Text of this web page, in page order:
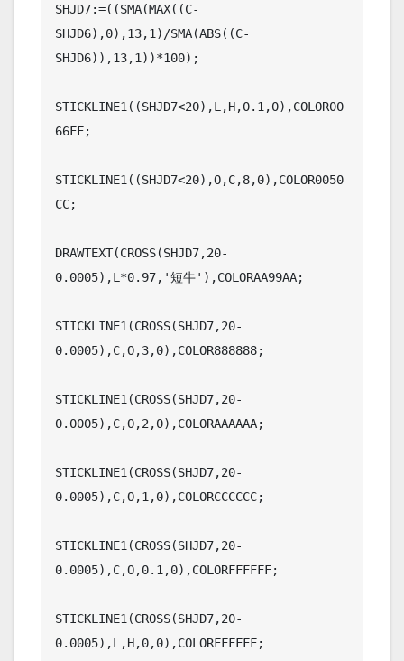
SHJD7:=((SMA(MAX((C-
SHJD6),0),13,1)/SMA(ABS((C-
SHJD6)),13,1))*100);
STICKLINE1((SHJD7<20),L,H,0.1,0),COLOR00
66FF;
STICKLINE1((SHJD7<20),O,C,8,0),COLOR0050
CC;
DRAWTEXT(CROSS(SHJD7,20-
0.0005),L*0.97,'短牛'),COLORAA99AA;
STICKLINE1(CROSS(SHJD7,20-
0.0005),C,O,3,0),COLOR888888;
STICKLINE1(CROSS(SHJD7,20-
0.0005),C,O,2,0),COLORAAAAAA;
STICKLINE1(CROSS(SHJD7,20-
0.0005),C,O,1,0),COLORCCCCCC;
STICKLINE1(CROSS(SHJD7,20-
0.0005),C,O,0.1,0),COLORFFFFFF;
STICKLINE1(CROSS(SHJD7,20-
0.0005),L,H,0,0),COLORFFFFFF;